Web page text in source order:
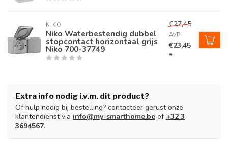
NIKO
Niko Waterbestendig dubbel
stopcontact horizontaal grijs
Niko 700-37749
€27,45
AVP
€23,45
*
Extra info nodig i.v.m. dit product?
Of hulp nodig bij bestelling? contacteer gerust onze
klantendienst via info@my-smarthome.be of +32 3
3694567.